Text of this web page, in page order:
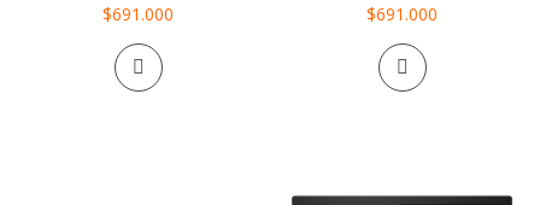
$691.000
$691.000